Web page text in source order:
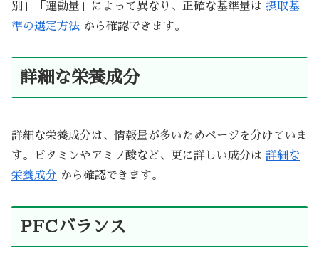
別」「運動量」によって異なり、正確な基準量は 摂取基
準の選定方法 から確認できます。
詳細な栄養成分
詳細な栄養成分は、情報量が多いためページを分けていま
す。ビタミンやアミノ酸など、更に詳しい成分は 詳細な
栄養成分 から確認できます。
PFCバランス